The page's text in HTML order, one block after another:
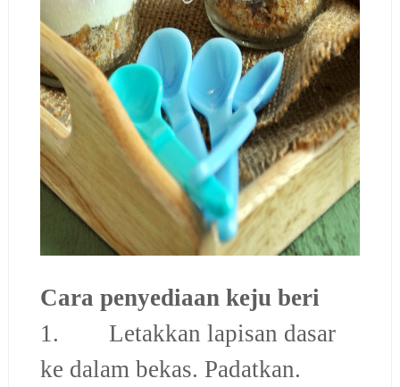
Cara penyediaan keju beri
1. Letakkan lapisan dasar
ke dalam bekas. Padatkan.